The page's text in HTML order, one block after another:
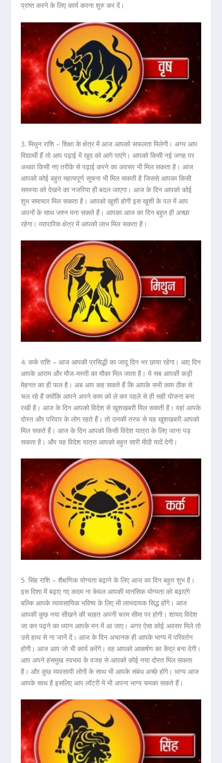
प्राप्त करने के लिए कार्य करना शुरु कर दें।
3. मिथुन राशि – शिक्षा के क्षेत्र में आज आपको सफलता मिलेगी। अगर आप
विद्यार्थी हैं तो आप पढ़ाई में खुद को आगे पाएंगे। आपको किसी नई जगह पर
अथवा किसी नए तरीके से पढ़ाई करने का अवसर भी मिल सकता है। आज
आपको कोई बहुत महत्वपूर्ण सूचना भी मिल सकती है जिससे आपका किसी
समस्या को देखने का नजरिया ही बदल जाएगा। आज के दिन आपको कोई
शुभ समाचार मिल सकता है। आपको खुशी होगी इस खुशी के पल में आप
अपनों के साथ जश्न मना सकते हैं। आपका आज का दिन बहुत ही अच्छा
रहेगा। व्यापारिक क्षेत्र में आपको लाभ मिल सकता है।
4. कर्क राशि – आज आपकी प्रसिद्धी का जादू दिन भर छाया रहेगा। आए दिन
आपके आराम और मौज-मस्ती का मौका मिल जाता है। ये सब आपकी कड़ी
मेहनत का ही फल है। अब आप कह सकते हैं कि आपके सभी काम ठीक से
चल रहे हैं क्योंकि आपने अपने काम को ले कर पहले से ही सही योजना बना
रखी है। आज के दिन आपको विदेश से खुशखबरी मिल सकती है। वहां आपके
दोस्त और परिवार के लोग रहते हैं। तो उनकी तरफ से यह खुशखबरी आपको
मिल सकते हैं। आज के दिन आपको किसी विदेश यात्रा के लिए जाना पड़
सकता है। और यह विदेश यात्रा आपको बहुत सारी मीठी यादें देगी।
5. सिंह राशि – शैक्षणिक योग्यता बढ़ाने के लिए आज का दिन बहुत शुभ है।
इस दिशा में बढ़ाए गए कदम ना केवल आपकी मानसिक योग्यता को बढ़ाएंगे
बल्कि आपके व्यावसायिक भविष्य के लिए भी लाभदायक सिद्ध होंगे। आज
आपकी कुछ नया सीखने की चाहत अपनी चरम सीमा पर होगी। शायद विदेश
जा कर पढ़ने का ध्यान आपके मन में आ जाए। अगर ऐसा कोई अवसर मिले तो
उसे हाथ से ना जानें दें। आज के दिन अचानक ही आपके भाग्य में परिवर्तन
होगी। आज आप जो भी कार्य करेंगे। वह आपको आकर्षण का केंद्र बना देगी।
आप अपने हंसमुख स्वभाव के वजह से आपको कोई नया दोस्त मिल सकता
है। और कुछ व्यवसायी लोगों के साथ भी आपके संबंध अच्छे होंगे। भाग्य आज
आपके साथ है इसलिए आप लॉटरी में भी अपना भाग्य चमका सकते हैं।